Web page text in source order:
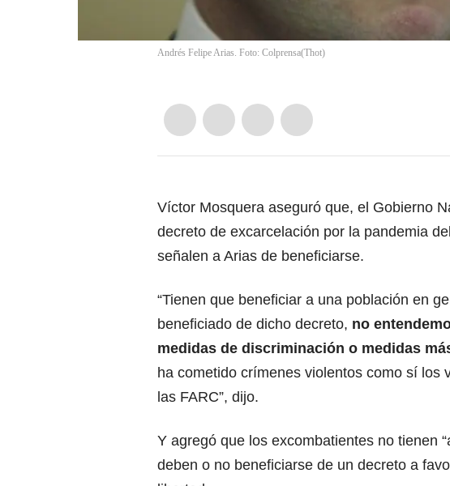
Andrés Felipe Arias. Foto: Colprensa(Thot)
Víctor Mosquera aseguró que, el Gobierno
decreto de excarcelación por la pandemia
señalen a Arias de beneficiarse.
“Tienen que beneficiar a una población en
beneficiado de dicho decreto, no
medidas de discriminación o medidas
ha cometido crímenes violentos como sí los
las FARC”, dijo.
Y agregó que los excombatientes no tienen
deben o no beneficiarse de un decreto a